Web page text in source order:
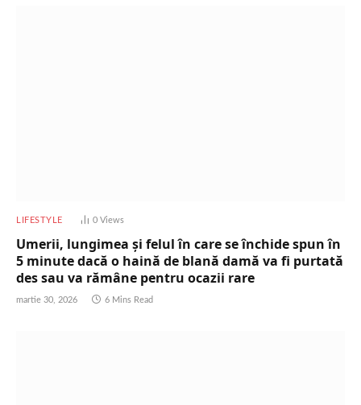
LIFESTYLE 0 Views
Umerii, lungimea și felul în care se închide spun în
5 minute dacă o haină de blană damă va fi purtată
des sau va rămâne pentru ocazii rare
martie 30, 2026 6 Mins Read